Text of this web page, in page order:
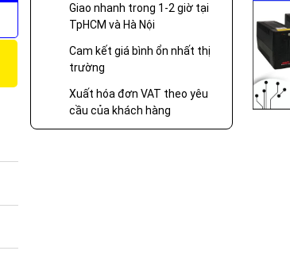
Giao nhanh trong 1-2 giờ tại
TpHCM và Hà Nội
Cam kết giá bình ổn nhất thị
trường
Xuất hóa đơn VAT theo yêu
cầu của khách hàng